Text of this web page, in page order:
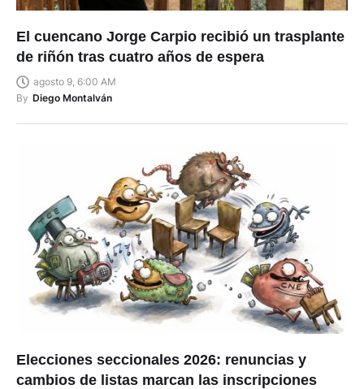
El cuencano Jorge Carpio recibió un trasplante
de riñón tras cuatro años de espera
agosto 9, 6:00 AM
By Diego Montalván
Elecciones seccionales 2026: renuncias y
cambios de listas marcan las inscripciones